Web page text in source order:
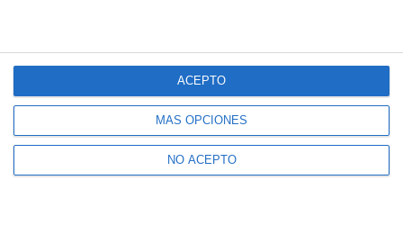
MÁS OPCIONES
NO ACEPTO
ACEPTO